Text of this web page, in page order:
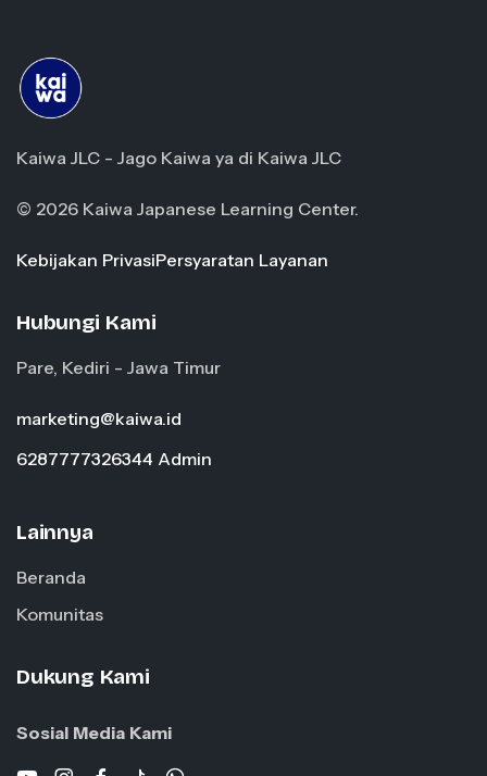
Kaiwa JLC - Jago Kaiwa ya di Kaiwa JLC
© 2026 Kaiwa Japanese Learning Center.
Kebijakan PrivasiPersyaratan Layanan
Hubungi Kami
Pare, Kediri - Jawa Timur
marketing@kaiwa.id
6287777326344 Admin
Lainnya
Beranda
Komunitas
Dukung Kami
Sosial Media Kami